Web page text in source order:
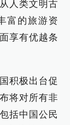
人类文明古
富的旅游资
享有优越条
积极出台促
将对所有非
括中国公民